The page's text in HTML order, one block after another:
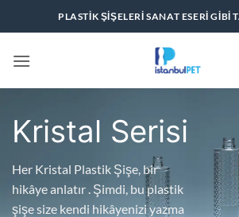
atla
PLASTIK ŞIŞELERI SANAT ESERI GIBI
Kristal Serisi
Her Kristal Plastik Şişe, bir
hikâye anlatır . Şimdi, bu plastik
şişe size kendi hikâyenizi yazma